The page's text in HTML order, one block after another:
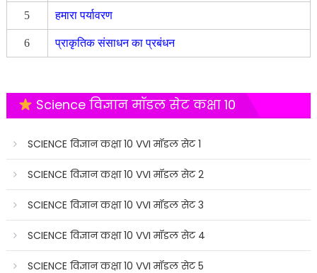
5 हमारा पर्यावरण
6 प्राकृतिक संसाधन का प्रबंधन
Science विज्ञान मॉडल सेट कक्षा 10
SCIENCE विज्ञान कक्षा 10 VVI मॉडल सेट 1
SCIENCE विज्ञान कक्षा 10 VVI मॉडल सेट 2
SCIENCE विज्ञान कक्षा 10 VVI मॉडल सेट 3
SCIENCE विज्ञान कक्षा 10 VVI मॉडल सेट 4
SCIENCE विज्ञान कक्षा 10 VVI मॉडल सेट 5